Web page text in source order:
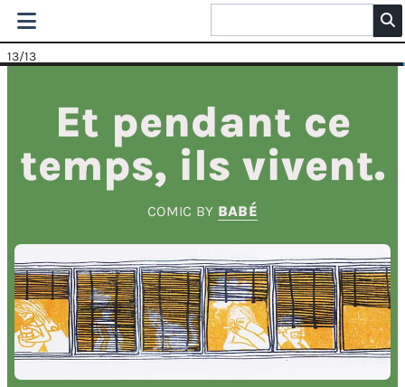
13/13
Et pendant ce
temps, ils vivent.
COMIC BY BABÉ